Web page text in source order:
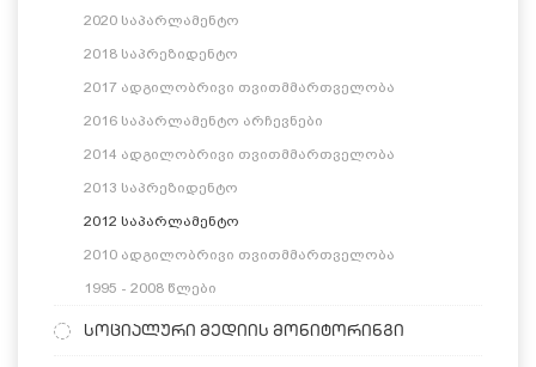
2020 საპარლამენტო
2018 საპრეზიდენტო
2017 ადგილობრივი თვითმმართველობა
2016 საპარლამენტო არჩევნები
2014 ადგილობრივი თვითმმართველობა
2013 საპრეზიდენტო
2012 საპარლამენტო
2010 ადგილობრივი თვითმმართველობა
1995 - 2008 წლები
სოციალური მედიის მონიტორინგი